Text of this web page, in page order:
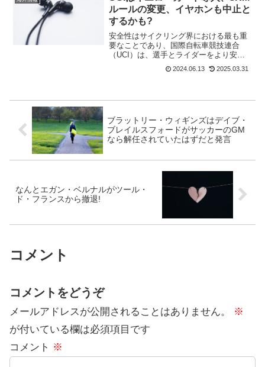
ルールの変更、イヤホンも中止と
するかも?
安全性はサイクリング界における最も重
要なことであり、国際自転車競技連合
（UCI）は、選手とライダーをより安全
にしたいと考えている。UCIは、プレス
リリースの中で、多くの提案と新しいル
2024.06.13 2025.03.31
ブラットリー・ウィギンズはデイブ・
ブレイルスフォードがサッカーのGM
なら解任されていたはずだと発言
なんとエガン・ベルナルがツール・
ド・フランスから撤退!
コメント
コメントをどうぞ
メールアドレスが公開されることはありません。
※
が付いている欄は必須項目です
コメント ※